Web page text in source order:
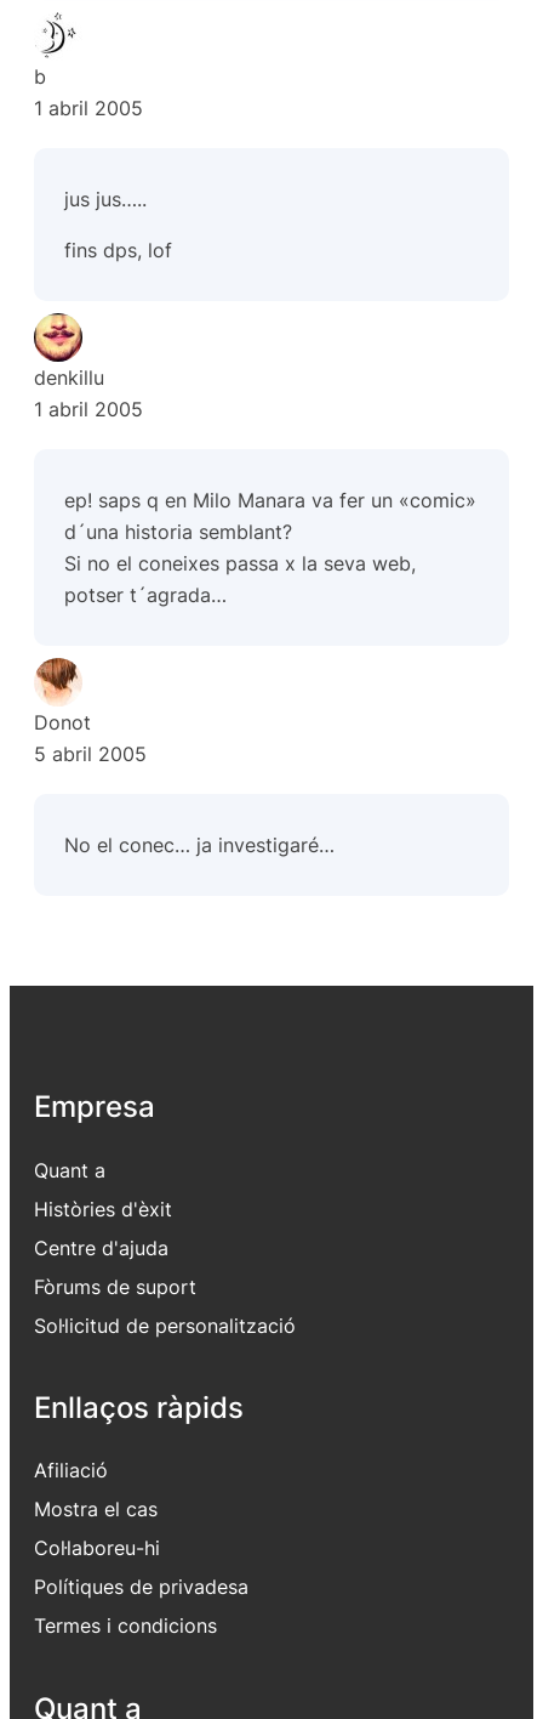
b
1 abril 2005
jus jus…..
fins dps, lof
denkillu
1 abril 2005
ep! saps q en Milo Manara va fer un «comic»
d´una historia semblant?
Si no el coneixes passa x la seva web,
potser t´agrada…
Donot
5 abril 2005
No el conec… ja investigaré…
Empresa
Quant a
Històries d'èxit
Centre d'ajuda
Fòrums de suport
Sol·licitud de personalització
Enllaços ràpids
Afiliació
Mostra el cas
Col·laboreu-hi
Polítiques de privadesa
Termes i condicions
Quant a